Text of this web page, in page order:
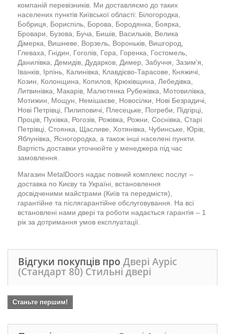
компаній перевізників. Ми доставляємо до таких
населених пунктів Київської області: Білогородка,
Бобриця, Бориспіль, Борова, Бородянка, Боярка,
Бровари, Бузова, Буча, Бишів, Васильків, Велика
Дімерка, Вишневе, Ворзель, Вороньків, Вишгород,
Глеваха, Гнідин, Гоголів, Гора, Горенка, Гостомель,
Данилівка, Демидів, Дударков, Димер, Забуччя, Зазим'я,
Іванків, Ірпінь, Калинівка, Клавдієво-Тарасове, Княжичі,
Козин, Колонщина, Копилов, Крюківщина, Лебедівка,
Литвинівка, Макарів, Малютянка Рубежівка, Мотовилівка,
Мотижин, Мощун, Немішаєве, Новосілки, Нові Безрадичі,
Нові Петрівці, Пилиповичі, Плесецьке, Погреби, Підгірці,
Проців, Пухівка, Рогозів, Рожівка, Рожни, Соснівка, Старі
Петрівці, Стоянка, Щасливе, Хотянівка, Чубинське, Юрів,
Яблунівка, Ясногородка, а також інші населені пункти.
Вартість доставки уточнюйте у менеджера під час
замовлення.
Магазин MetalDoors надає повний комплекс послуг –
доставка по Києву та Україні, встановлення
досвідченими майстрами (Київ та передмістя),
гарантійне та післягарантійне обслуговування. На всі
встановлені нами двері та роботи надається гарантія – 1
рік за дотримання умов експлуатації.
Відгуки покупців про Двері Ауріс
(Стандарт 80) Стильні двері
Станьте першим!